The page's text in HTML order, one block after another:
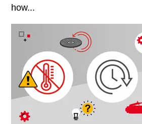
how...